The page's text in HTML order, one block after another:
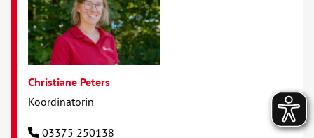
Christiane Peters
Koordinatorin
03375 250138